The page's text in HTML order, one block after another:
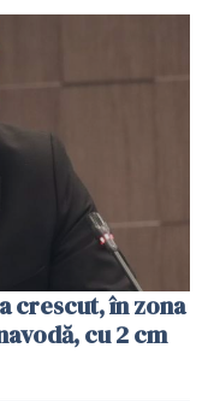
crescut, în zona
cu 2 cm